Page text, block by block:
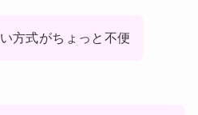
方式がちょっと不便